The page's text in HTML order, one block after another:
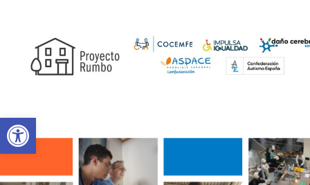
Abrir barra de herramientas